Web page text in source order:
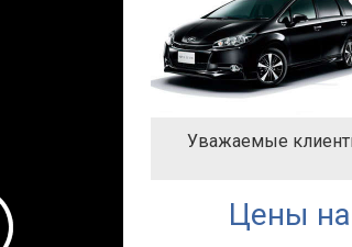
Уважаемые
Цены на